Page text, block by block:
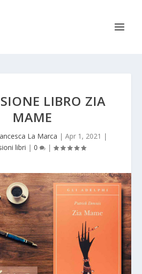
LIBRO ZIA
MAME
La Marca | Apr 1, 2021 |
libri | 0 |